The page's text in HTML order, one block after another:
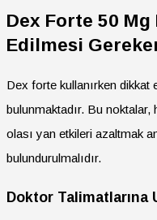
Dex Forte 50 Mg
Edilmesi
Dex forte kullanırken dikkat
bulunmaktadır. Bu noktalar,
olası yan etkileri azaltmak
bulundurulmalıdır.
Doktor Talimatlarına